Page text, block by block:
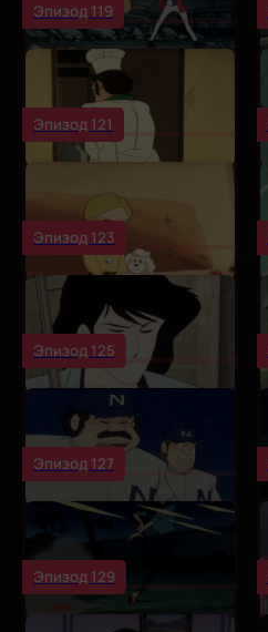
Эпизод 119
Эпизод 121
Эпизод 123
Эпизод 125
Эпизод 127
Эпизод 129